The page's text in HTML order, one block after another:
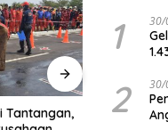
Tantangan,
Satu RW
1 30/
2 30/